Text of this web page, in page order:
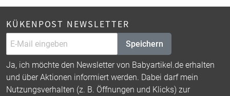
KÜKENPOST NEWSLETTER
Speichern
Ja, ich möchte den Newsletter von Babyartikel.de erhalten
und über Aktionen informiert werden. Dabei darf mein
Nutzungsverhalten (z. B. Öffnungen und Klicks) zur